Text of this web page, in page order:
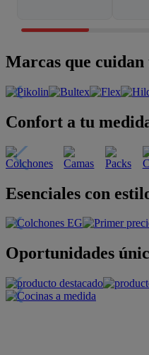
Marcas que cuidan
Confort a tu
Esenciales con
Oportunidades